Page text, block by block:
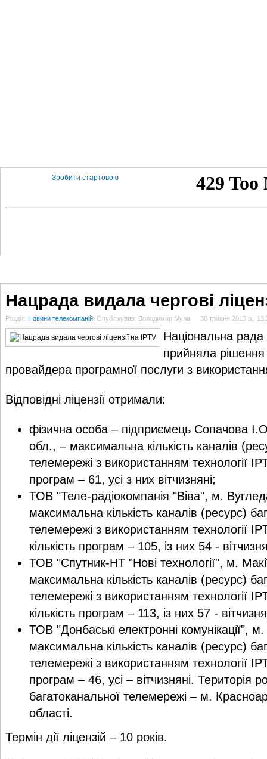
Зробити стартовою
Нацрада видала чергові
Розділ: Новини телекомпаній Опублікував: Володимир Мула 30 травня 2013 р.,
Національна рада
прийняла рішення
провайдера програмної послуги з
Відповідні ліцензії отримали:
фізична особа – підприємець Сопачова
обл., – максимальна кількість каналів
телемережі з використанням технології
програм – 61, усі з них вітчизняні;
ТОВ "Теле-радіокомпанія "Віва", м.
максимальна кількість каналів (ресурс)
телемережі з використанням технології
кількість програм – 105, із них 54 -
ТОВ "Спутник-НТ "Нові технології", м.
максимальна кількість каналів (ресурс)
телемережі з використанням технології
кількість програм – 113, із них 57 -
ТОВ "Донбаські електронні комунікації",
максимальна кількість каналів (ресурс)
телемережі з використанням технології
програм – 46, усі – вітчизняні. Територія
багатоканальної телемережі – м.
області.
Термін дії ліцензій – 10 років.